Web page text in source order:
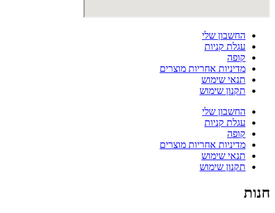
החשבון שלי
עגלת קניות
קופה
מדיניות אחריות מוצרים
תנאי שימוש
תקנון שימוש
החשבון שלי
עגלת קניות
קופה
מדיניות אחריות מוצרים
תנאי שימוש
תקנון שימוש
חנות